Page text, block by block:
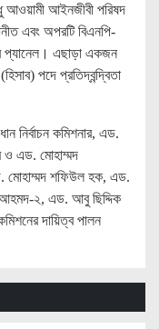
আওয়ামী আইনজীবী পরিষদ
এবং অপরটি বিএনপি-
প্যানেল। এছাড়া একজন
পদে প্রতিদ্বন্দ্বিতা
নির্বাচন কমিশনার, এড.
ও এড. মোহাম্মদ
মোহাম্মদ শফিউল হক, এড.
২, এড. আবু ছিদ্দিক
দায়িত্ব পালন